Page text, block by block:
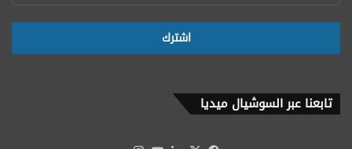
تابعنا عبر السوشيال ميديا